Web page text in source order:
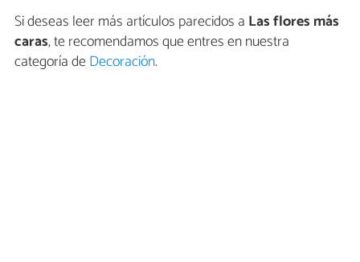
Si deseas leer más artículos parecidos a Las flores más
caras, te recomendamos que entres en nuestra
categoría deDecoración.